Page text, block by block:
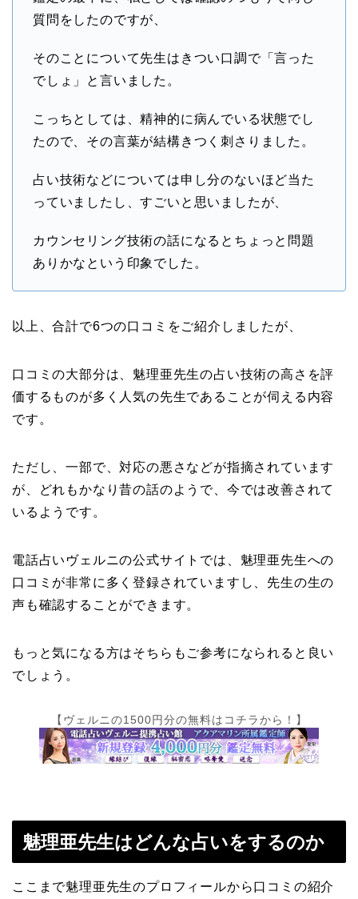
質問をしたのですが、
そのことについて先生はきつい口調で「言った
でしょ」と言いました。
こっちとしては、精神的に病んでいる状態でし
たので、その言葉が結構きつく刺さりました。
占い技術などについては申し分のないほど当た
っていましたし、すごいと思いましたが、
カウンセリング技術の話になるとちょっと問題
ありかなという印象でした。
以上、合計で6つの口コミをご紹介しましたが、
口コミの大部分は、魅理亜先生の占い技術の高さを評
価するものが多く人気の先生であることが伺える内容
です。
ただし、一部で、対応の悪さなどが指摘されています
が、どれもかなり昔の話のようで、今では改善されて
いるようです。
電話占いヴェルニの公式サイトでは、魅理亜先生への
口コミが非常に多く登録されていますし、先生の生の
声も確認することができます。
もっと気になる方はそちらもご参考になられると良い
でしょう。
【ヴェルニの1500円分の無料はコチラから！】
魅理亜先生はどんな占いをするのか
ここまで魅理亜先生のプロフィールから口コミの紹介